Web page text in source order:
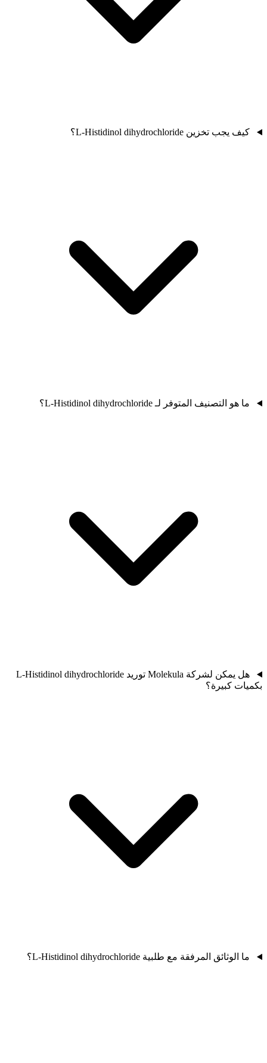
كيف يجب تخزين L-Histidinol dihydrochloride؟
ما هو التصنيف المتوفر لـ L-Histidinol dihydrochloride؟
هل يمكن لشركة Molekula توريد L-Histidinol dihydrochloride
بكميات كبيرة؟
ما الوثائق المرفقة مع طلبية L-Histidinol dihydrochloride؟